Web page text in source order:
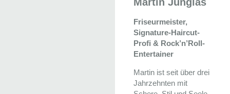
Friseurmeister,
Signature-Haircut-
Profi & Rock’n’Roll-
Entertainer
Martin ist seit über drei
Jahrzehnten mit